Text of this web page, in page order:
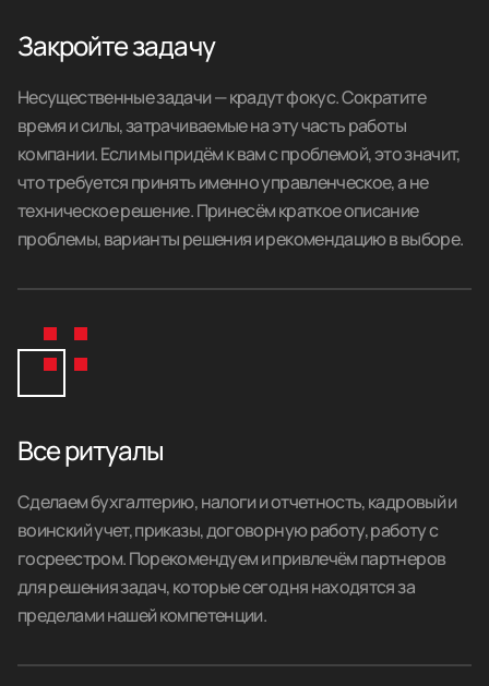
Закройте задачу
Несущественные задачи — крадут фокус. Сократите
время и силы, затрачиваемые на эту часть работы
компании. Если мы придём к вам с проблемой, это значит,
что требуется принять именно управленческое, а не
техническое решение. Принесём краткое описание
проблемы, варианты решения и рекомендацию в выборе.
Все ритуалы
Сделаем бухгалтерию, налоги и отчетность, кадровый и
воинский учет, приказы, договорную работу, работу с
госреестром. Порекомендуем и привлечём партнеров
для решения задач, которые сегодня находятся за
пределами нашей компетенции.